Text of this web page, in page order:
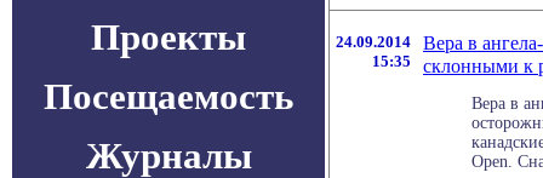
Проекты
Посещаемость
Журналы
24.09.2014
15:35
Вера в
склонными к
Вера в
Open.